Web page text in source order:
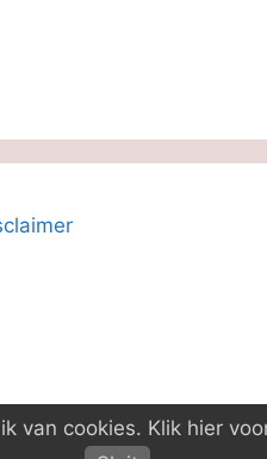
metGeneratePress
van cookies. Klik hier